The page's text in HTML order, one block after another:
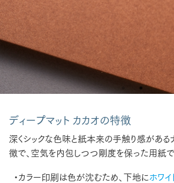
ディープマット カカオの特徴
深くシックな色味と紙本来の手触り感があ
徴で、空気を内包しつつ剛度を保った用紙で
・カラー印刷は色が沈むため、下地にホワイ